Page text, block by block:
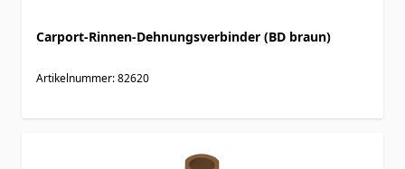
Carport-Rinnen-Dehnungsverbinder (BD braun)
Artikelnummer: 82620